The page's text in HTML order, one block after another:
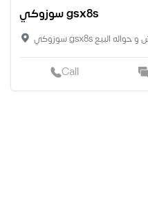
سوزوكي gsx8s
Call